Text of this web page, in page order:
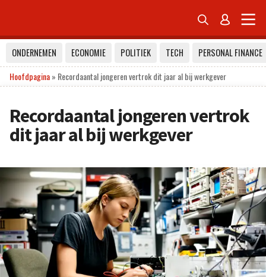
 
ONDERNEMEN ECONOMIE POLITIEK TECH
PERSONAL FINANCE
Hoofdpagina» Recordaantal jongeren vertrok dit jaar al bij werkgever
Recordaantal jongeren vertrok
dit jaar al bij werkgever